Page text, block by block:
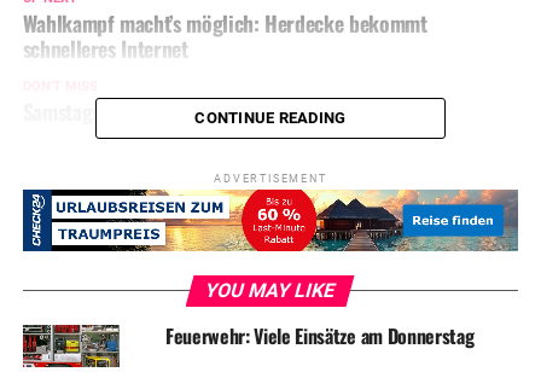
Wahlkampf macht’s möglich: Herdecke bekommt
schnelleres Internet
Samstagsmarkt: weitere Händler gesucht
CONTINUE READING
ADVERTISEMENT
YOU MAY LIKE
Feuerwehr: Viele Einsätze am Donnerstag